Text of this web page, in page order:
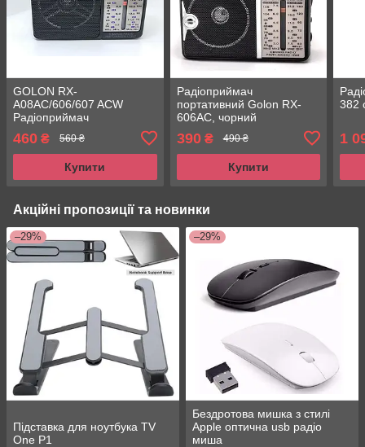
GOLON RX-
A08AC/606/607 ACW
Радіоприймач
460 ₴ 560 ₴
Купити
Радіоприймач
портативний Golon RX-
606AC, чорний
390₴ 490 ₴
Купити
382
1
Акційні пропозиції та новинки
–29%
Підставка для ноутбука TV
One P1
–29%
Бездротова мишка з стилі
Apple оптична usb радіо
миша